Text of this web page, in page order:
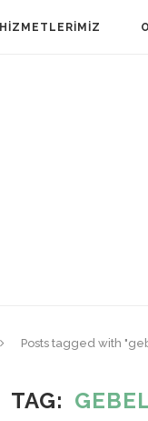
HIZMETLERIMIZ
Posts tagged with
TAG